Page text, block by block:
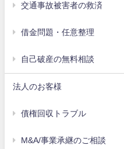
交通事故被害者の救済
借金問題・任意整理
自己破産の無料相談
法人のお客様
債権回収トラブル
M&A/事業承継のご相談